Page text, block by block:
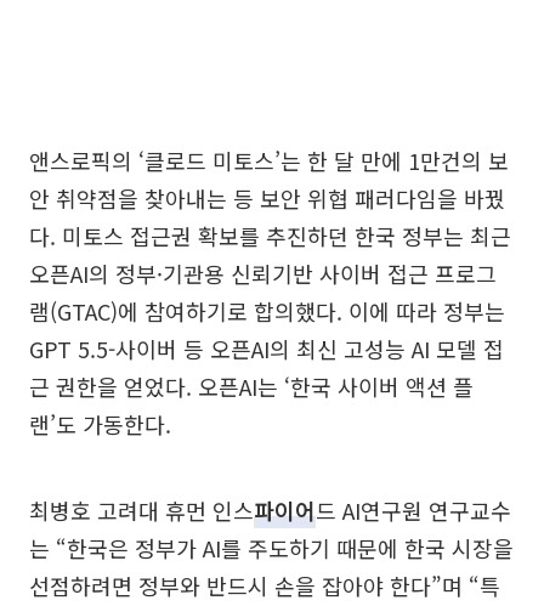
앤스로픽의 ‘클로드 미토스’는 한 달 만에 1만건의 보
안 취약점을 찾아내는 등 보안 위협 패러다임을 바꿨
다. 미토스 접근권 확보를 추진하던 한국 정부는 최근
오픈AI의 정부·기관용 신뢰기반 사이버 접근 프로그
램(GTAC)에 참여하기로 합의했다. 이에 따라 정부는
GPT 5.5-사이버 등 오픈AI의 최신 고성능 AI 모델 접
근 권한을 얻었다. 오픈AI는 ‘한국 사이버 액션 플
랜’도 가동한다.
최병호 고려대 휴먼 인스파이어드 AI연구원 연구교수
는 “한국은 정부가 AI를 주도하기 때문에 한국 시장을
선점하려면 정부와 반드시 손을 잡아야 한다”며 “특